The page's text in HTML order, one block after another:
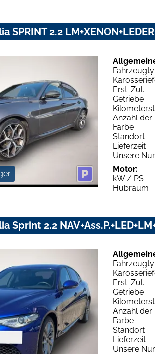
SPRINT 2.2
Erst-Zul.
Getriebe
Anzahl der
Farbe
Standort
Lieferzeit
Unsere
Motor:
kW / PS
Hubraum
Sprint 2.2
Erst-Zul.
Getriebe
Anzahl der
Farbe
Standort
Lieferzeit
Unsere